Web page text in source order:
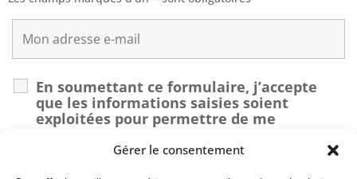
Gérer le consentement
En soumettant ce formulaire, j’accepte
que les informations saisies soient
exploitées pour permettre de me